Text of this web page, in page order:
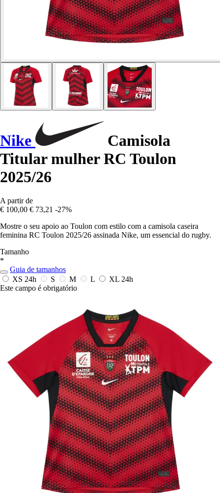
Nike
Camisola
Titular mulher RC Toulon
2025/26
A partir de
€ 100,00 € 73,21 -27%
Mostre o seu apoio ao Toulon com estilo com a camisola caseira
feminina RC Toulon 2025/26 assinada Nike, um essencial do rugby.
Tamanho
*
Guia de tamanhos
XS 24h S M L XL 24h
Este campo é obrigatório